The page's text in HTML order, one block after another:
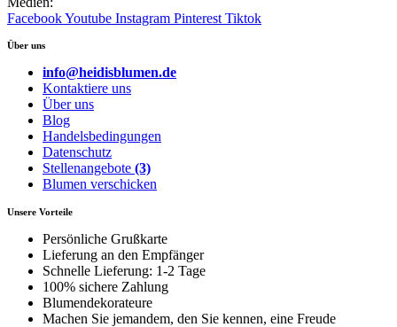
FacebookYoutube Instagram Pinterest Tiktok
Über uns
info@heidisblumen.de
Kontaktiere uns
Über uns
Blog
Handelsbedingungen
Datenschutz
Stellenangebote (3)
Blumen verschicken
Unsere Vorteile
Persönliche Grußkarte
Lieferung an den Empfänger
Schnelle Lieferung: 1-2 Tage
100% sichere Zahlung
Blumendekorateure
Machen Sie jemandem, den Sie kennen, eine Freude